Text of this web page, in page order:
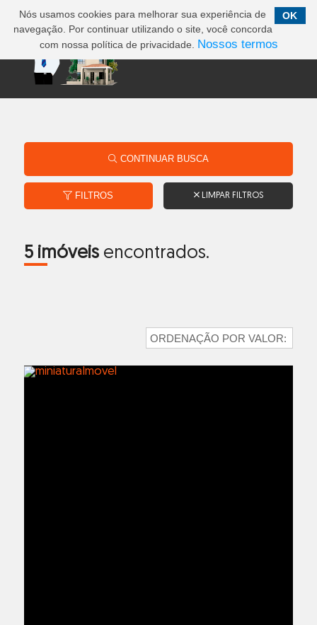
CONTINUAR BUSCA
FILTROS LIMPAR FILTROS
5 imóveisencontrados.
OK
Nós usamos cookies para melhorar sua experiência de
navegação. Por continuar utilizando o site, você concorda
com nossa política de privacidade. Nossos termos